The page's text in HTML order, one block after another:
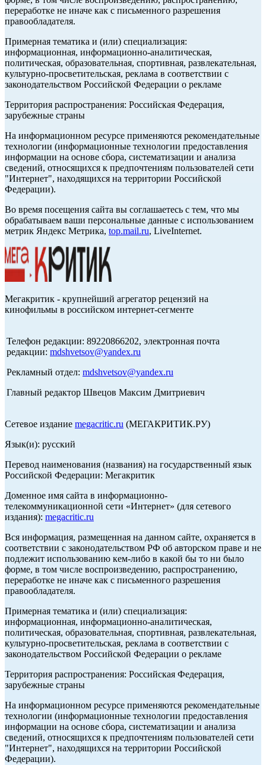
переработке не иначе как с письменного разрешения
правообладателя.
Примерная тематика и (или) специализация:
информационная, информационно-аналитическая,
политическая, образовательная, спортивная, развлекательная,
культурно-просветительская, реклама в соответствии с
законодательством Российской Федерации о рекламе
Территория распространения: Российская Федерация,
зарубежные страны
На информационном ресурсе применяются рекомендательные
технологии (информационные технологии предоставления
информации на основе сбора, систематизации и анализа
сведений, относящихся к предпочтениям пользователей сети
"Интернет", находящихся на территории Российской
Федерации).
Во время посещения сайта вы соглашаетесь с тем, что мы
обрабатываем ваши персональные данные с использованием
метрик Яндекс Метрика, top.mail.ru, LiveInternet.
Мегакритик - крупнейший агрегатор рецензий на
кинофильмы в российском интернет-сегменте
Телефон редакции: 89220866202, электронная почта
редакции: mdshvetsov@yandex.ru
Рекламный отдел: mdshvetsov@yandex.ru
Главный редактор Швецов Максим Дмитриевич
Сетевое издание megacritic.ru (МЕГАКРИТИК.РУ)
Язык(и): русский
Перевод наименования (названия) на государственный язык
Российской Федерации: Мегакритик
Доменное имя сайта в информационно-
телекоммуникационной сети «Интернет» (для сетевого
издания): megacritic.ru
Вся информация, размещенная на данном сайте, охраняется в
соответствии с законодательством РФ об авторском праве и не
подлежит использованию кем-либо в какой бы то ни было
форме, в том числе воспроизведению, распространению,
переработке не иначе как с письменного разрешения
правообладателя.
Примерная тематика и (или) специализация:
информационная, информационно-аналитическая,
политическая, образовательная, спортивная, развлекательная,
культурно-просветительская, реклама в соответствии с
законодательством Российской Федерации о рекламе
Территория распространения: Российская Федерация,
зарубежные страны
На информационном ресурсе применяются рекомендательные
технологии (информационные технологии предоставления
информации на основе сбора, систематизации и анализа
сведений, относящихся к предпочтениям пользователей сети
"Интернет", находящихся на территории Российской
Федерации).